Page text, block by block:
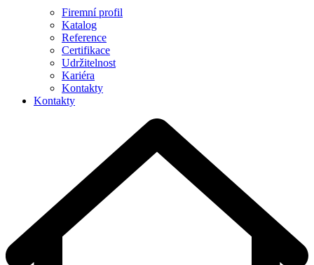
Firemní profil
Katalog
Reference
Certifikace
Udržitelnost
Kariéra
Kontakty
Kontakty